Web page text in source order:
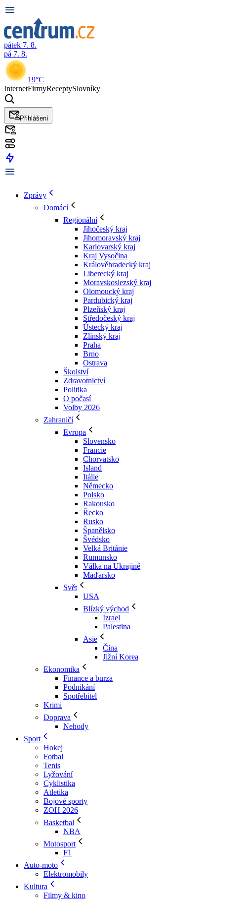
pátek 7. 8.
pá 7. 8.
19°C
InternetFirmyReceptySlovníky
Přihlášení
Zprávy
Domácí
Regionální
Jihočeský kraj
Jihomoravský kraj
Karlovarský kraj
Kraj Vysočina
Králověhradecký kraj
Liberecký kraj
Moravskoslezský kraj
Olomoucký kraj
Pardubický kraj
Plzeňský kraj
Středočeský kraj
Ústecký kraj
Zlínský kraj
Praha
Brno
Ostrava
Školství
Zdravotnictví
Politika
O počasí
Volby 2026
Zahraničí
Evropa
Slovensko
Francie
Chorvatsko
Island
Itálie
Německo
Polsko
Rakousko
Řecko
Rusko
Španělsko
Švédsko
Velká Británie
Rumunsko
Válka na Ukrajině
Maďarsko
Svět
USA
Blízký východ
Izrael
Palestina
Asie
Čína
Jižní Korea
Ekonomika
Finance a burza
Podnikání
Spotřebitel
Krimi
Doprava
Nehody
Sport
Hokej
Fotbal
Tenis
Lyžování
Cyklistika
Atletika
Bojové sporty
ZOH 2026
Basketbal
NBA
Motosport
F1
Auto-moto
Elektromobily
Kultura
Filmy & kino